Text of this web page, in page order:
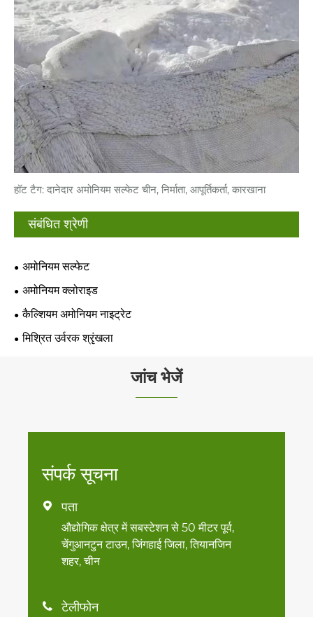
हॉट टैग: दानेदार अमोनियम सल्फेट चीन, निर्माता, आपूर्तिकर्ता, कारखाना
संबंधित श्रेणी
अमोनियम सल्फेट
अमोनियम क्लोराइड
कैल्शियम अमोनियम नाइट्रेट
मिश्रित उर्वरक श्रृंखला
जांच भेजें
संपर्क सूचना
 पता
औद्योगिक क्षेत्र में सबस्टेशन से 50 मीटर पूर्व,
चेंगुआनटुन टाउन, जिंगहाई जिला, तियानजिन
शहर, चीन
 टेलीफोन